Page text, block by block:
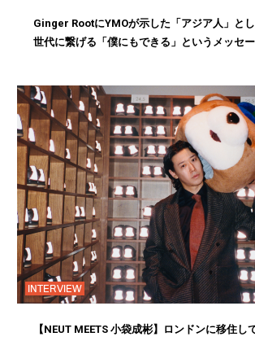
Ginger RootにYMOが示した「アジア人」と
世代に繋げる「僕にもできる」というメッセ
INTERVIEW
【NEUT MEETS 小袋成彬】ロンドンに移住し